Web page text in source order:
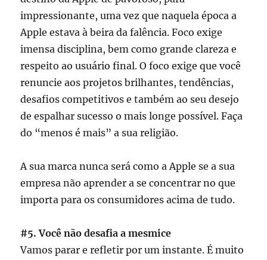
impressionante, uma vez que naquela época a
Apple estava à beira da falência. Foco exige
imensa disciplina, bem como grande clareza e
respeito ao usuário final. O foco exige que você
renuncie aos projetos brilhantes, tendências,
desafios competitivos e também ao seu desejo
de espalhar sucesso o mais longe possível. Faça
do “menos é mais” a sua religião.
A sua marca nunca será como a Apple se a sua
empresa não aprender a se concentrar no que
importa para os consumidores acima de tudo.
#5. Você não desafia a mesmice
Vamos parar e refletir por um instante. É muito